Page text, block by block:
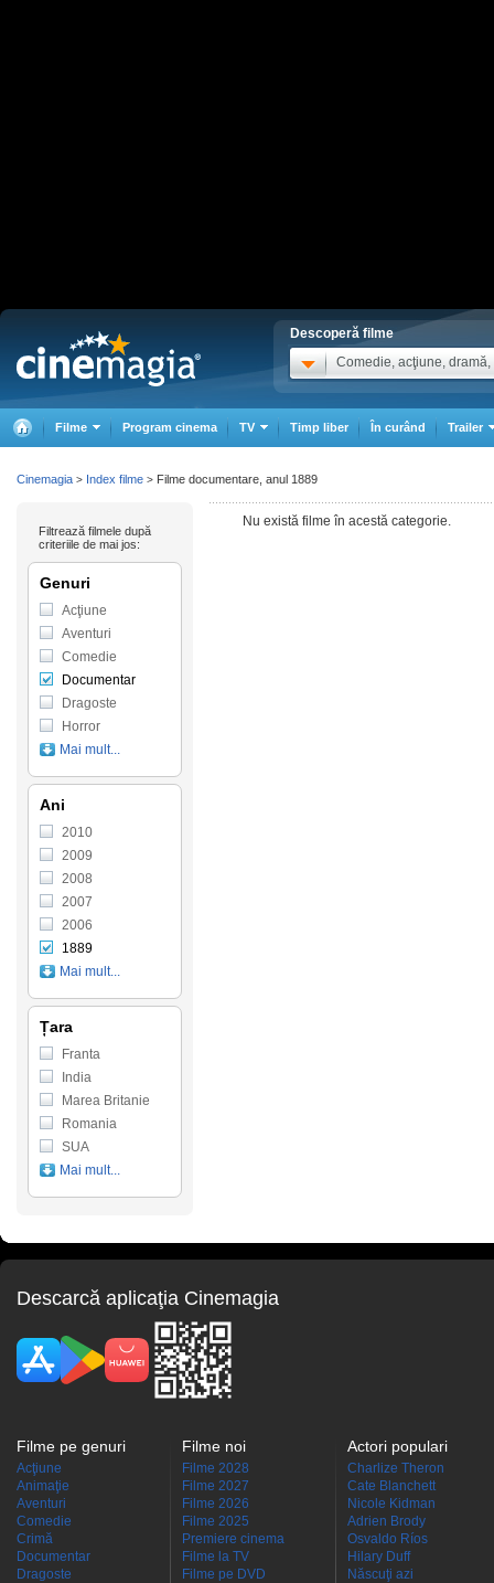
Descoperă filme
Comedie, acţiune, dramă,
Filme Program cinema TV Timp liber În curând Trailer
Nu există filme în acestă categorie.
Filtrează filmele după
criteriile de mai jos:
Genuri
Acţiune
Aventuri
Comedie
Documentar
Dragoste
Horror
Mai mult...
Ani
2010
2009
2008
2007
2006
1889
Mai mult...
Țara
Franta
India
Marea Britanie
Romania
SUA
Mai mult...
Cinemagia > Index filme > Filme documentare, anul 1889
Descarcă aplicaţia Cinemagia
Filme pe genuri
Acţiune
Animaţie
Aventuri
Comedie
Crimă
Documentar
Dragoste
Filme noi
Filme 2028
Filme 2027
Filme 2026
Filme 2025
Premiere cinema
Filme la TV
Filme pe DVD
Actori populari
Charlize Theron
Cate Blanchett
Nicole Kidman
Adrien Brody
Osvaldo Ríos
Hilary Duff
Născuţi azi